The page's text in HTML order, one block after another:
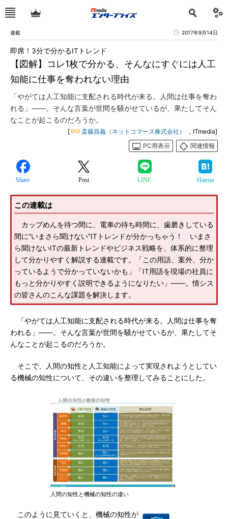
連載 2017年9月14日
【図解】コレ1枚で分かる、そんなにすぐには人工
知能に仕事を奪われない理由
即席！3分で分かるITトレンド
「やがては人工知能に支配される時代が来る。人間は仕事を奪わ
れる」――。そんな言葉が世間を騒がせているが、果たしてそん
なことが起こるのだろうか。
[ 斎藤昌義（ネットコマース株式会社）
，ITmedia]
PC用表示
関連情報
Share Post LINE Hatena
この連載は
カップめんを待つ間に、電車の待ち時間に、歯磨きしている
間に“いまさら聞けない”ITトレンドが分かっちゃう！ いまさ
ら聞けないITの最新トレンドやビジネス戦略を、体系的に整理
して分かりやすく解説する連載です。「この用語、案外、分か
っているようで分かっていないかも」「IT用語を現場の社員に
もっと分かりやすく説明できるようになりたい」――。情シス
の皆さんのこんな課題を解決します。
「やがては人工知能に支配される時代が来る。人間は仕事を奪
われる」――。そんな言葉が世間を騒がせているが、果たしてそ
んなことが起こるのだろうか。
そこで、人間の知性と人工知能によって実現されようとしてい
る機械の知性について、その違いを整理してみることにした。
人間の知性と機械の知性の違い
このように見ていくと、機械の知性が